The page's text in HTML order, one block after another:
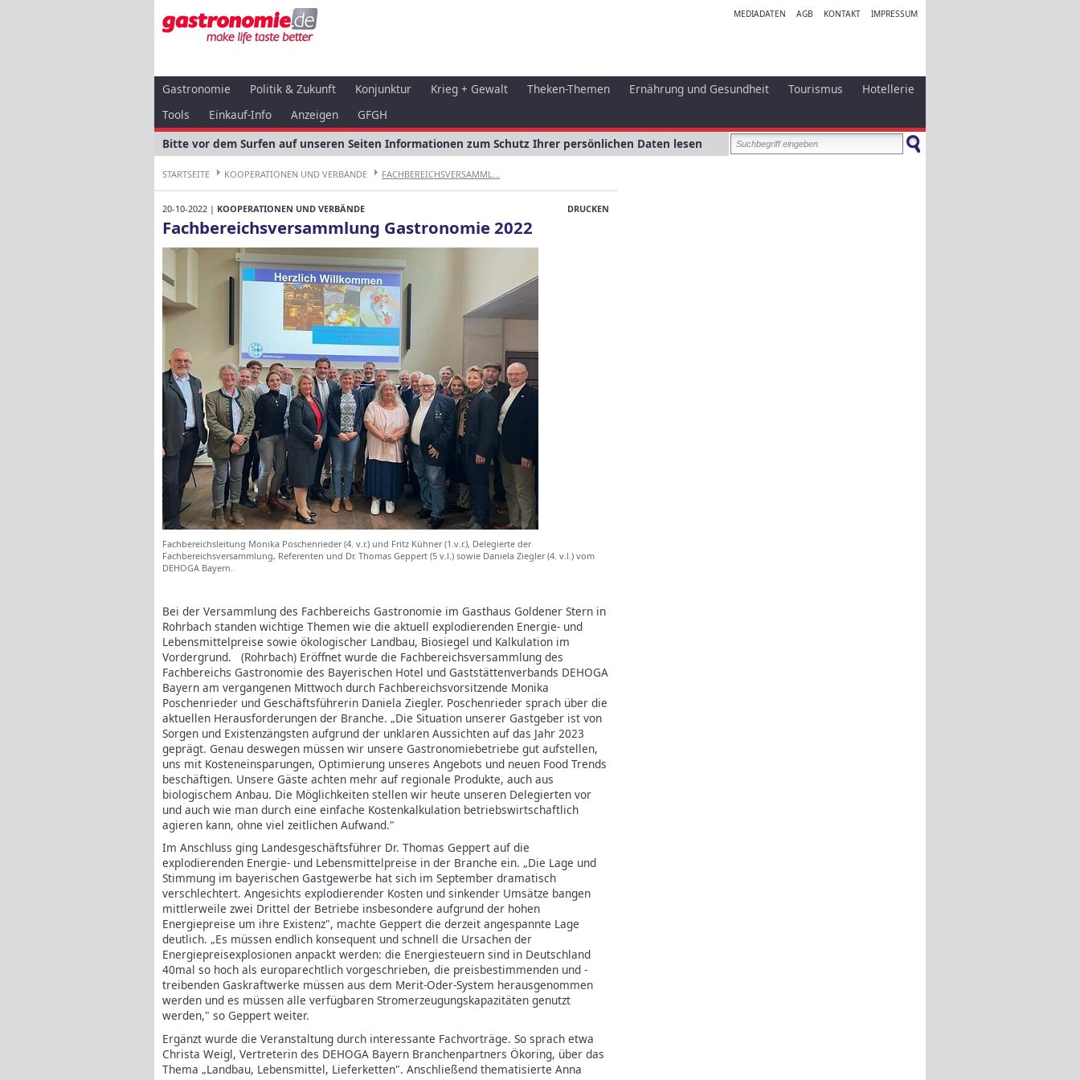
MEDIADATEN AGB KONTAKT IMPRESSUM
Gastronomie Politik & Zukunft Konjunktur Krieg + Gewalt Theken-Themen Ernährung und Gesundheit Tourismus
Hotellerie
Tools
Einkauf-Info Anzeigen
GFGH
Bitte vor dem Surfen auf unseren Seiten Informationen zum Schutz Ihrer persönlichen Daten lesen
STARTSEITE KOOPERATIONEN UND VERBÄNDE FACHBEREICHSVERSAMML...
DRUCKEN
20-10-2022 | KOOPERATIONEN UND VERBÄNDE
Fachbereichsversammlung Gastronomie 2022
Fachbereichsleitung Monika Poschenrieder (4. v.r.) und Fritz Kühner (1.v.r.), Delegierte der
Fachbereichsversammlung, Referenten und Dr. Thomas Geppert (5 v.l.) sowie Daniela Ziegler (4. v.l.) vom
DEHOGA Bayern.
Bei der Versammlung des Fachbereichs Gastronomie im Gasthaus Goldener Stern in
Rohrbach standen wichtige Themen wie die aktuell explodierenden Energie- und
Lebensmittelpreise sowie ökologischer Landbau, Biosiegel und Kalkulation im
Vordergrund. (Rohrbach) Eröffnet wurde die Fachbereichsversammlung des
Fachbereichs Gastronomie des Bayerischen Hotel und Gaststättenverbands DEHOGA
Bayern am vergangenen Mittwoch durch Fachbereichsvorsitzende Monika
Poschenrieder und Geschäftsführerin Daniela Ziegler. Poschenrieder sprach über die
aktuellen Herausforderungen der Branche. „Die Situation unserer Gastgeber ist von
Sorgen und Existenzängsten aufgrund der unklaren Aussichten auf das Jahr 2023
geprägt. Genau deswegen müssen wir unsere Gastronomiebetriebe gut aufstellen,
uns mit Kosteneinsparungen, Optimierung unseres Angebots und neuen Food Trends
beschäftigen. Unsere Gäste achten mehr auf regionale Produkte, auch aus
biologischem Anbau. Die Möglichkeiten stellen wir heute unseren Delegierten vor
und auch wie man durch eine einfache Kostenkalkulation betriebswirtschaftlich
agieren kann, ohne viel zeitlichen Aufwand."
Im Anschluss ging Landesgeschäftsführer Dr. Thomas Geppert auf die
explodierenden Energie- und Lebensmittelpreise in der Branche ein. „Die Lage und
Stimmung im bayerischen Gastgewerbe hat sich im September dramatisch
verschlechtert. Angesichts explodierender Kosten und sinkender Umsätze bangen
mittlerweile zwei Drittel der Betriebe insbesondere aufgrund der hohen
Energiepreise um ihre Existenz", machte Geppert die derzeit angespannte Lage
deutlich. „Es müssen endlich konsequent und schnell die Ursachen der
Energiepreisexplosionen anpackt werden: die Energiesteuern sind in Deutschland
40mal so hoch als europarechtlich vorgeschrieben, die preisbestimmenden und -
treibenden Gaskraftwerke müssen aus dem Merit-Oder-System herausgenommen
werden und es müssen alle verfügbaren Stromerzeugungskapazitäten genutzt
werden," so Geppert weiter.
Ergänzt wurde die Veranstaltung durch interessante Fachvorträge. So sprach etwa
Christa Weigl, Vertreterin des DEHOGA Bayern Branchenpartners Ökoring, über das
Thema „Landbau, Lebensmittel, Lieferketten". Anschließend thematisierte Anna